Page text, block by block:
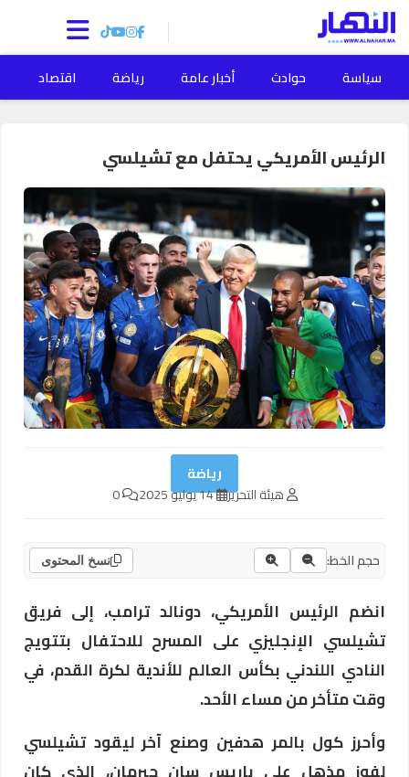
سياسة حوادث أخبار عامة رياضة اقتصاد
الرئيس الأمريكي يحتفل مع تشيلسي
رياضة
هيئة التحرير 14 يوليو 2025 0
حجم الخط: نسخ المحتوى
انضم الرئيس الأمريكي، دونالد ترامب، إلى فريق
تشيلسي الإنجليزي على المسرح للاحتفال بتتويج
النادي اللندني بكأس العالم للأندية لكرة القدم، في
وقت متأخر من مساء الأحد.
وأحرز كول بالمر هدفين وصنع آخر ليقود تشيلسي